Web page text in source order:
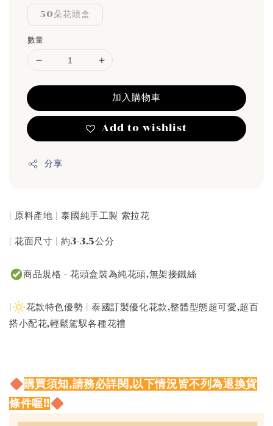
50朵花頭盒
數量
加入購物車
Add to wishlist
分享
| 原料產地 | 泰國純手工製 索拉花
| 花面尺寸 | 約3-3.5公分
商品規格 - 花頭盒裝為純花頭,無架接鐵絲
花款特色優勢 | 泰國訂製優化花款,整體型態超可愛,超百
搭小配花,輕鬆駕馭各種花禮
購買須知,請務必詳閱,以下情況皆不列為退換貨
條件喔!!